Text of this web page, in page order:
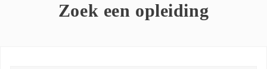
NODIG
Zoek een opleiding